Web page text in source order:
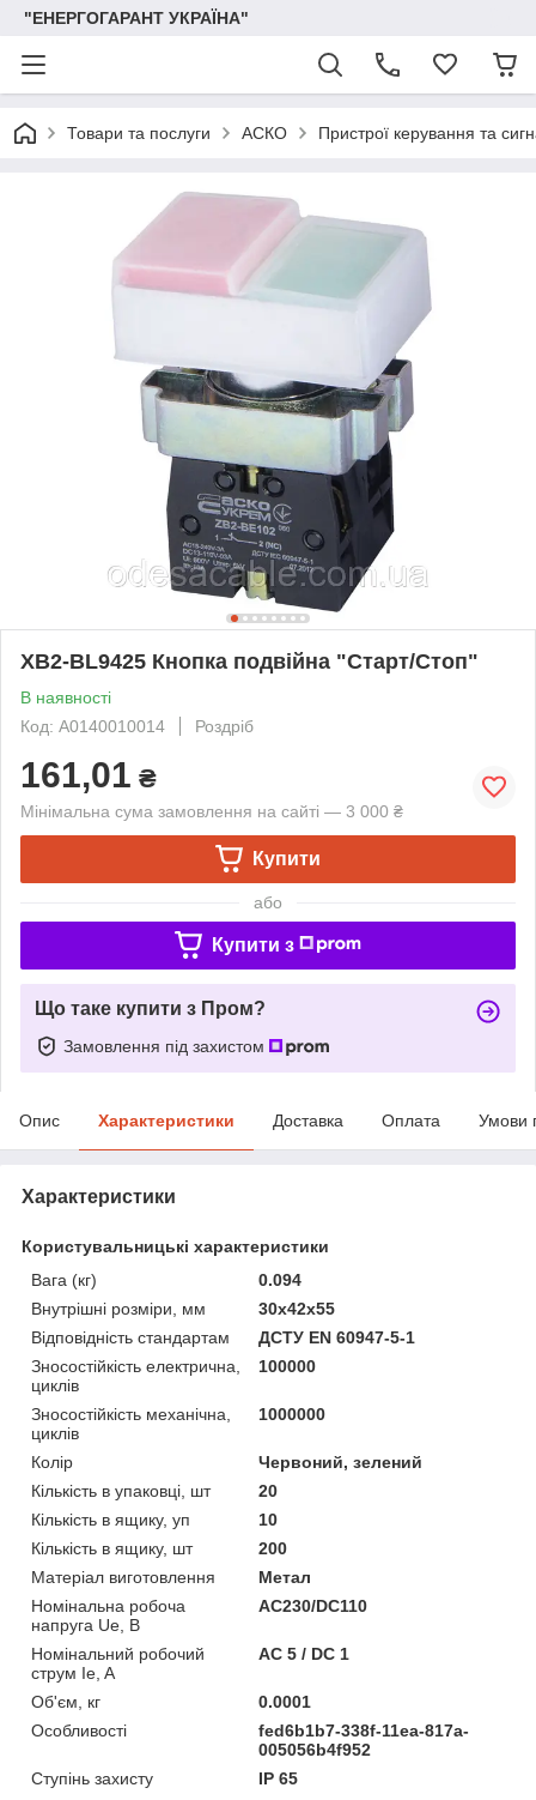
"ЕНЕРГОГАРАНТ УКРАЇНА"
Товари та послуги АСКО Пристрої керування та
XB2-BL9425 Кнопка подвійна "Старт/Стоп"
В наявності
Код: A0140010014
Роздріб
161,01 ₴
Мінімальна сума замовлення на сайті — 3 000 ₴
Купити
або
Купити з
Що таке купити з Пром?
Замовлення під захистом
Опис Характеристики Доставка Оплата Умови
Характеристики
Користувальницькі характеристики
Вага (кг)
0.094
Внутрішні розміри, мм
30x42x55
Відповідність стандартам
ДСТУ EN 60947-5-1
Зносостійкість електрична,
циклів
100000
Зносостійкість механічна,
циклів
1000000
Колір
Червоний, зелений
Кількість в упаковці, шт
20
Кількість в ящику, уп
10
Кількість в ящику, шт
200
Матеріал виготовлення
Метал
Номінальна робоча
напруга Ue, В
AC230/DC110
Номінальний робочий
струм Ie, A
AC 5 / DC 1
Об'єм, кг
0.0001
Особливості
fed6b1b7-338f-11ea-817a-
005056b4f952
Ступінь захисту
IP 65